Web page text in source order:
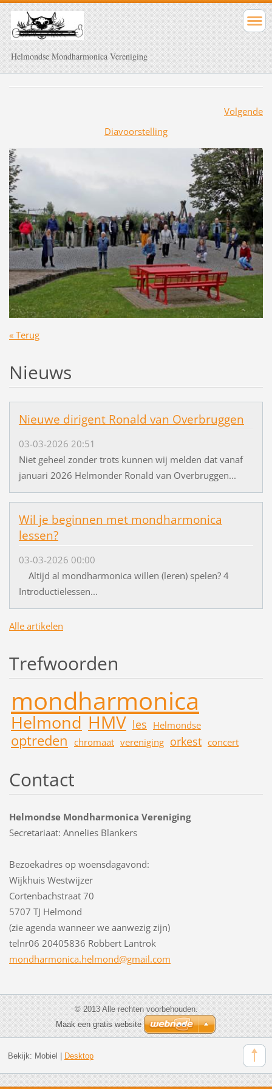
Helmondse Mondharmonica Vereniging
Volgende
Diavoorstelling
« Terug
Nieuws
Nieuwe dirigent Ronald van Overbruggen
03-03-2026 20:51
Niet geheel zonder trots kunnen wij melden dat vanaf
januari 2026 Helmonder Ronald van Overbruggen...
Wil je beginnen met mondharmonica
lessen?
03-03-2026 00:00
Altijd al mondharmonica willen (leren) spelen? 4
Introductielessen...
Alle artikelen
Trefwoorden
mondharmonica
Helmond HMV les Helmondse
optreden chromaat vereniging orkest concert
Contact
Helmondse Mondharmonica Vereniging
Secretariaat: Annelies Blankers
Bezoekadres op woensdagavond:
Wijkhuis Westwijzer
Cortenbachstraat 70
5707 TJ Helmond
(zie agenda wanneer we aanwezig zijn)
telnr06 20405836 Robbert Lantrok
mondharmonica.helmond@gmail.com
© 2013 Alle rechten voorbehouden.
Maak een gratis website
Bekijk: Mobiel Desktop